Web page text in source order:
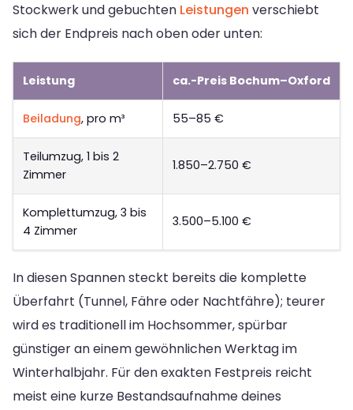
Stockwerk und gebuchten Leistungen verschiebt
sich der Endpreis nach oben oder unten:
Leistung ca.-Preis Bochum–Oxford
Beiladung, pro m³ 55–85 €
Teilumzug, 1 bis 2
Zimmer
1.850–2.750 €
Komplettumzug, 3 bis
4 Zimmer
3.500–5.100 €
In diesen Spannen steckt bereits die komplette
Überfahrt (Tunnel, Fähre oder Nachtfähre); teurer
wird es traditionell im Hochsommer, spürbar
günstiger an einem gewöhnlichen Werktag im
Winterhalbjahr. Für den exakten Festpreis reicht
meist eine kurze Bestandsaufnahme deines